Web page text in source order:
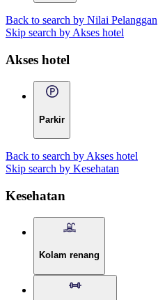
Back to search by Nilai Pelanggan
Skip search by Akses hotel
Akses hotel
Parkir
Back to search by Akses hotel
Skip search by Kesehatan
Kesehatan
Kolam renang